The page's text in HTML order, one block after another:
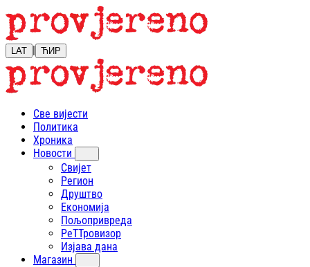
LAT | ЋИР
Све вијести
Политика
Хроника
Новости
Свијет
Регион
Друштво
Економија
Пољопривреда
РеТТровизор
Изјава дана
Магазин